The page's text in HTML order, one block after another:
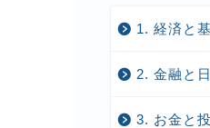
1. 経済と
2. 金融と
3. お金と